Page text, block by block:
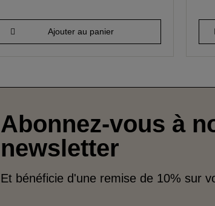
Ajouter au panier
Abonnez-vous à
newsletter
Et bénéficie d'une remise de 10% sur